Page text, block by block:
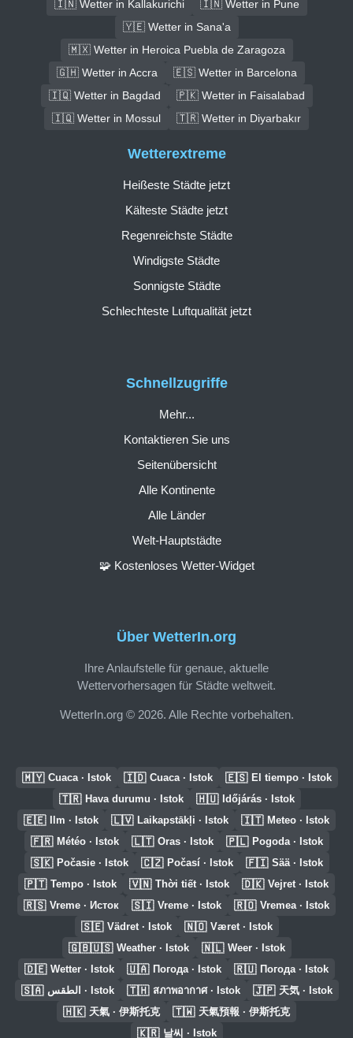
🇮🇳 Wetter in Kallakurichi
🇮🇳 Wetter in Pune
🇾🇪 Wetter in Sana'a
🇲🇽 Wetter in Heroica Puebla de Zaragoza
🇬🇭 Wetter in Accra
🇪🇸 Wetter in Barcelona
🇮🇶 Wetter in Bagdad
🇵🇰 Wetter in Faisalabad
🇮🇶 Wetter in Mossul
🇹🇷 Wetter in Diyarbakır
Über WetterIn.org
Ihre Anlaufstelle für genaue, aktuelle
Wettervorhersagen für Städte weltweit.
WetterIn.org © 2026. Alle Rechte vorbehalten.
Schnellzugriffe
Mehr...
Kontaktieren Sie uns
Seitenübersicht
Alle Kontinente
Alle Länder
Welt-Hauptstädte
🧩 Kostenloses Wetter-Widget
Wetterextreme
Heißeste Städte jetzt
Kälteste Städte jetzt
Regenreichste Städte
Windigste Städte
Sonnigste Städte
Schlechteste Luftqualität jetzt
🇲🇾 Cuaca · Istok 🇮🇩 Cuaca · Istok 🇪🇸 El tiempo · Istok
🇹🇷 Hava durumu · Istok 🇭🇺 Időjárás · Istok
🇪🇪 Ilm · Istok 🇱🇻 Laikapstākļi · Istok 🇮🇹 Meteo · Istok
🇫🇷 Météo · Istok 🇱🇹 Oras · Istok 🇵🇱 Pogoda · Istok
🇸🇰 Počasie · Istok 🇨🇿 Počasí · Istok 🇫🇮 Sää · Istok
🇵🇹 Tempo · Istok 🇻🇳 Thời tiết · Istok 🇩🇰 Vejret · Istok
🇷🇸 Vreme · Исток 🇸🇮 Vreme · Istok 🇷🇴 Vremea · Istok
🇸🇪 Vädret · Istok 🇳🇴 Været · Istok
🇬🇧🇺🇸 Weather · Istok 🇳🇱 Weer · Istok
🇩🇪 Wetter · Istok 🇺🇦 Погода · Istok 🇷🇺 Погода · Istok
🇸🇦 الطقس · Istok 🇹🇭 สภาพอากาศ · Istok 🇯🇵 天気 · Istok
🇭🇰 天氣 · 伊斯托克 🇹🇼 天氣預報 · 伊斯托克
🇰🇷 날씨 · Istok